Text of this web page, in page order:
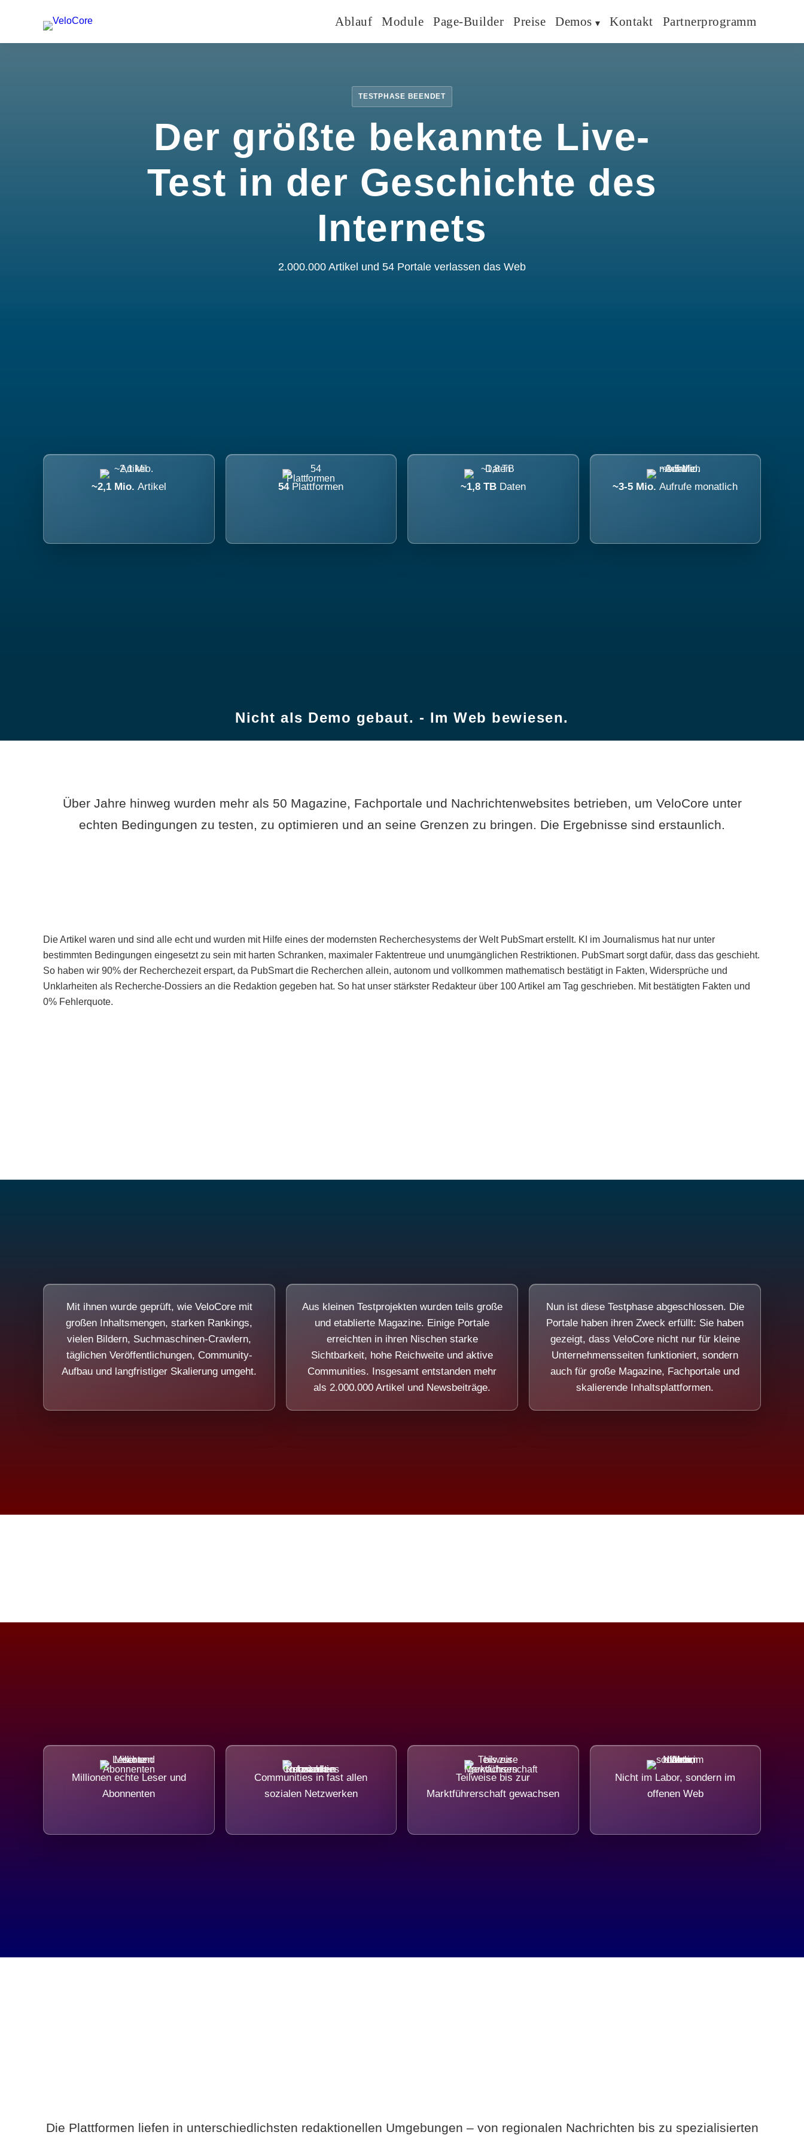
Ablauf Module Page-Builder Preise Demos Kontakt Partnerprogramm
TESTPHASE BEENDET
Der größte bekannte Live-
Test in der Geschichte des
Internets
2.000.000 Artikel und 54 Portale verlassen das Web
~2,1 Mio. Artikel 54 Plattformen ~1,8 TB Daten ~3-5 Mio.Aufrufe monatlich
Nicht als Demo gebaut. - Im Web bewiesen.
Über Jahre hinweg wurden mehr als 50 Magazine, Fachportale und Nachrichtenwebsites betrieben, um VeloCore unter
echten Bedingungen zu testen, zu optimieren und an seine Grenzen zu bringen. Die Ergebnisse sind erstaunlich.
Die Artikel waren und sind alle echt und wurden mit Hilfe eines der modernsten Recherchesystems der Welt PubSmart erstellt. KI im Journalismus hat nur unter
bestimmten Bedingungen eingesetzt zu sein mit harten Schranken, maximaler Faktentreue und unumgänglichen Restriktionen. PubSmart sorgt dafür, dass das geschieht.
So haben wir 90% der Recherchezeit erspart, da PubSmart die Recherchen allein, autonom und vollkommen mathematisch bestätigt in Fakten, Widersprüche und
Unklarheiten als Recherche-Dossiers an die Redaktion gegeben hat. So hat unser stärkster Redakteur über 100 Artikel am Tag geschrieben. Mit bestätigten Fakten und
0% Fehlerquote.
Mit ihnen wurde geprüft, wie VeloCore mit
großen Inhaltsmengen, starken Rankings,
vielen Bildern, Suchmaschinen-Crawlern,
täglichen Veröffentlichungen, Community-
Aufbau und langfristiger Skalierung umgeht.
Aus kleinen Testprojekten wurden teils große
und etablierte Magazine. Einige Portale
erreichten in ihren Nischen starke
Sichtbarkeit, hohe Reichweite und aktive
Communities. Insgesamt entstanden mehr
als 2.000.000 Artikel und Newsbeiträge.
Nun ist diese Testphase abgeschlossen. Die
Portale haben ihren Zweck erfüllt: Sie haben
gezeigt, dass VeloCore nicht nur für kleine
Unternehmensseiten funktioniert, sondern
auch für große Magazine, Fachportale und
skalierende Inhaltsplattformen.
Millionen echte Leser und
Abonnenten
Communities in fast allen
sozialen Netzwerken
Teilweise bis zur
Marktführerschaft gewachsen
Nicht im Labor, sondern im
offenen Web
Die Plattformen liefen in unterschiedlichsten redaktionellen Umgebungen – von regionalen Nachrichten bis zu spezialisierten